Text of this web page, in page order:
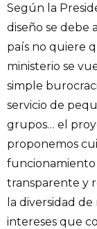
Según la
diseño se debe
país no quiere
ministerio se
simple
servicio de
grupos… el
proponemos
funcionamiento
transparente y
la diversidad de
intereses que